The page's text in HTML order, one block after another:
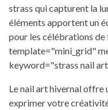
strass qui capturent la
éléments apportent un
pour les célébrations
template="mini_grid"
keyword="strass nail
Le nail art hivernal
exprimer votre